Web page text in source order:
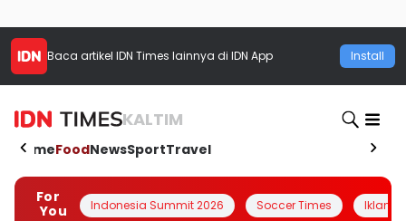
Baca artikel IDN Times lainnya di IDN App Install
KALTIM
HomeFoodNewsSportTravel
For
You
Indonesia Summit 2026 Soccer Times Iklanin